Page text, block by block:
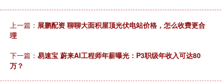
上一篇： 展鹏配资 聊聊大面积屋顶光伏电站价格，怎么收费更合
理
下一篇： 易速宝 蔚来AI工程师年薪曝光：P3职级年收入可达80
万？